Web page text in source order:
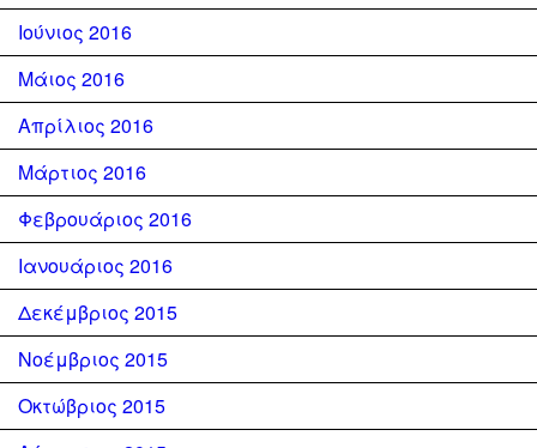
Ιούνιος 2016
Μάιος 2016
Απρίλιος 2016
Μάρτιος 2016
Φεβρουάριος 2016
Ιανουάριος 2016
Δεκέμβριος 2015
Νοέμβριος 2015
Οκτώβριος 2015